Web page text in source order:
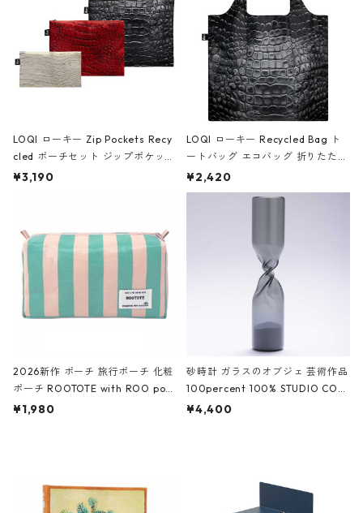
LOQI ローキー Zip Pockets Recy
cled ポーチセット ジップポケット
ファスナーポーチ 撥水加工 トラベ
ーガンディー、オフホワイト
¥3,190
LOQI ローキー Recycled Bag ト
ートバッグ エコバッグ 折りたたみ
大きめ 撥水加工 収納ポーチ CRO
CODILE/Black クロコダイル/ブラ
¥2,420
2026新作 ポーチ 旅行ポーチ 化粧
ポーチ ROOTOTE with ROO pou
ch 3532 ルートート WR.ポーチ.ラ
¥1,980
砂時計 ガラスのオブジェ 芸術作品
100percent 100% STUDIO COH
AKU Timeless 100パーセント ス
¥4,400